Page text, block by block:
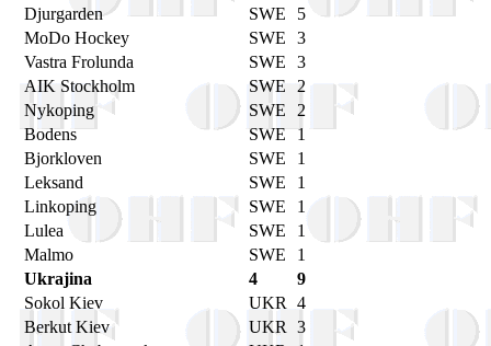
Djurgarden
SWE
5
MoDo Hockey
SWE
3
Vastra Frolunda
SWE
3
AIK Stockholm
SWE
2
Nykoping
SWE
2
Bodens
SWE 1
Bjorkloven
SWE
1
Leksand
SWE
1
Linkoping
SWE
1
Lulea
SWE
1
Malmo
SWE
1
Ukrajina
4
9
Sokol Kiev
UKR
4
Berkut Kiev
UKR
3